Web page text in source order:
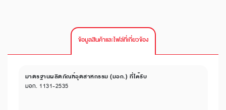
ข้อมูลสินค้าและไฟล์ที่เกี่ยวข้อง
มาตรฐานผลิตภัณฑ์อุตสาหกรรม (มอก.) ที่ได้รับ
มอก. 1131-2535